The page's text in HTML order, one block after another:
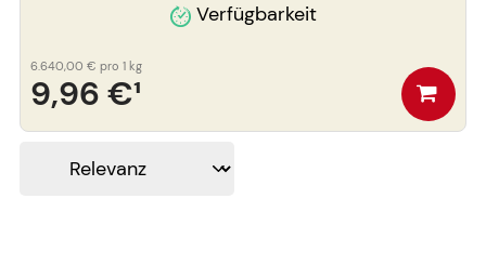
Verfügbarkeit
9,96 €¹
6.640,00 € pro 1 kg